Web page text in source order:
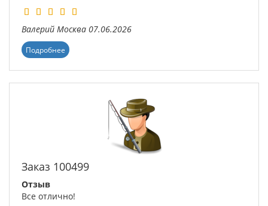
Валерий Москва 07.06.2026
Подробнее
Заказ 100499
Отзыв
Все отлично!